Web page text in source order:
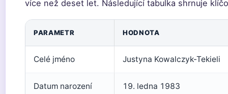
více než deset let. Následující tabulka shrnuje
PARAMETR HODNOTA
Celé jméno Justyna Kowalczyk-Tekieli
Datum narození 19. ledna 1983